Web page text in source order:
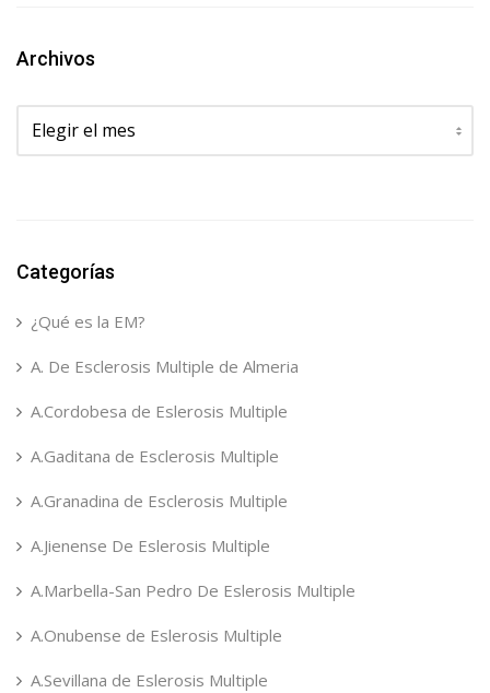
Archivos
Archivos
Categorías
¿Qué es la EM?
A. De Esclerosis Multiple de Almeria
A.Cordobesa de Eslerosis Multiple
A.Gaditana de Esclerosis Multiple
A.Granadina de Esclerosis Multiple
A.Jienense De Eslerosis Multiple
A.Marbella-San Pedro De Eslerosis Multiple
A.Onubense de Eslerosis Multiple
A.Sevillana de Eslerosis Multiple